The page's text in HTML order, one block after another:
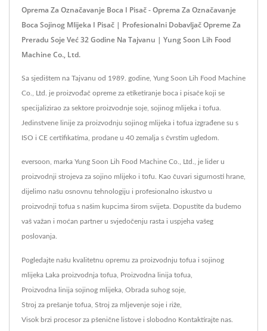
Oprema Za Označavanje Boca I Pisač - Oprema Za Označavanje
Boca Sojinog Mlijeka I Pisač | Profesionalni Dobavljač Opreme Za
Preradu Soje Već 32 Godine Na Tajvanu | Yung Soon Lih Food
Machine Co., Ltd.
Sa sjedištem na Tajvanu od 1989. godine, Yung Soon Lih Food Machine
Co., Ltd. je proizvođač opreme za etiketiranje boca i pisače koji se
specijalizirao za sektore proizvodnje soje, sojinog mlijeka i tofua.
Jedinstvene linije za proizvodnju sojinog mlijeka i tofua izgrađene su s
ISO i CE certifikatima, prodane u 40 zemalja s čvrstim ugledom.
eversoon, marka Yung Soon Lih Food Machine Co., Ltd., je lider u
proizvodnji strojeva za sojino mlijeko i tofu. Kao čuvari sigurnosti hrane,
dijelimo našu osnovnu tehnologiju i profesionalno iskustvo u
proizvodnji tofua s našim kupcima širom svijeta. Dopustite da budemo
vaš važan i moćan partner u svjedočenju rasta i uspjeha vašeg
poslovanja.
Pogledajte našu kvalitetnu opremu za proizvodnju tofua i sojinog
mlijeka Laka proizvodnja tofua Proizvodna linija tofua
Proizvodna linija sojinog mlijeka Obrada suhog soje
Stroj za prešanje tofua Stroj za mljevenje soje i riže
Visok brzi procesor za pšenične listove i slobodno Kontaktirajte nas